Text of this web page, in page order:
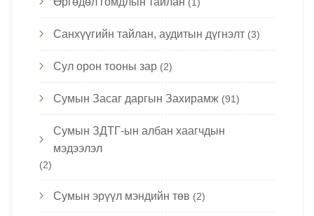
Санхүүгийн тайлан, аудитын дүгнэлт (3)
Сул орон тооны зар (2)
Сумын Засаг даргын Захирамж (91)
Сумын ЗДТГ-ын албан хаагчдын
мэдээлэл
(2)
Сумын эрүүл мэндийн төв (2)